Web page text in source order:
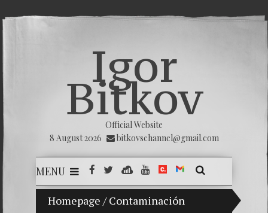
Igor
Bitkov
Official Website
8 August 2026
bitkovschannel@gmail.com
MENU
Homepage / Contaminación
My son Vladimir Bitkov, a promising